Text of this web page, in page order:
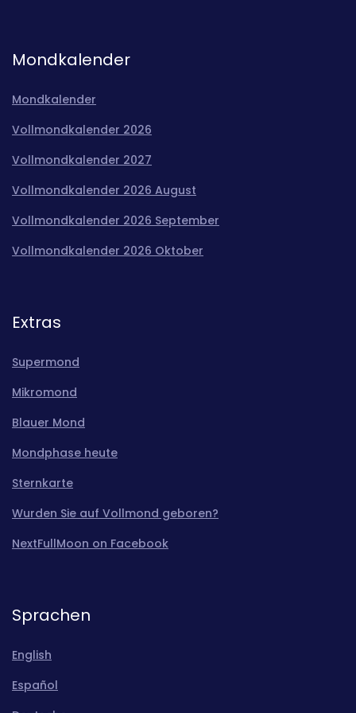
Mondkalender
Mondkalender
Vollmondkalender 2026
Vollmondkalender 2027
Vollmondkalender 2026 August
Vollmondkalender 2026 September
Vollmondkalender 2026 Oktober
Extras
Supermond
Mikromond
Blauer Mond
Mondphase heute
Sternkarte
Wurden Sie auf Vollmond geboren?
NextFullMoon on Facebook
Sprachen
English
Español